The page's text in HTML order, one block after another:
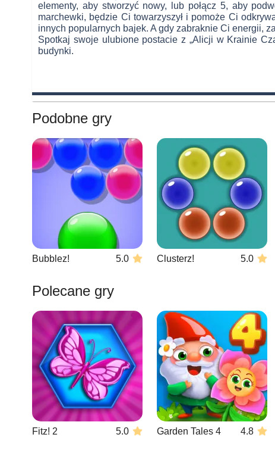
elementy, aby stworzyć nowy, lub połącz 5, aby
marchewki, będzie Ci towarzyszył i pomoże Ci
innych popularnych bajek. A gdy zabraknie Ci energii,
Spotkaj swoje ulubione postacie z „Alicji w Krainie
budynki.
Podobne gry
Bubblez! 5.0 Clusterz! 5.0
Polecane gry
Fitz! 2 5.0 Garden Tales 4 4.8